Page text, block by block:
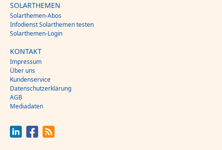
SOLARTHEMEN
Solarthemen-Abos
Infodienst Solarthemen testen
Solarthemen-Login
KONTAKT
Impressum
Über uns
Kundenservice
Datenschutzerklärung
AGB
Mediadaten